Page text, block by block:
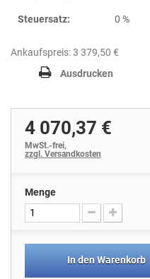
Steuersatz: 0 %
Ankaufspreis: 3 379,50 €
Ausdrucken
4 070,37 €
MwSt.-frei,
zzgl. Versandkosten
Menge
In den Warenkorb